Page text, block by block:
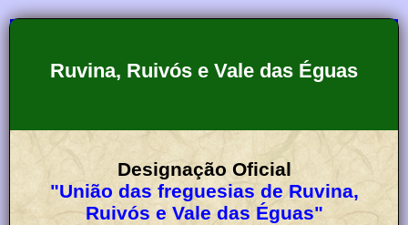
Ruvina, Ruivós e Vale das Éguas
Designação Oficial
"União das freguesias de Ruvina,
Ruivós e Vale das Éguas"